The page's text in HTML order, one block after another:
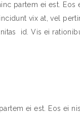
partem ei est. Eos
vix at, vel
id. Vis ei
ei est. Eos ei